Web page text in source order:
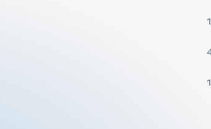
1